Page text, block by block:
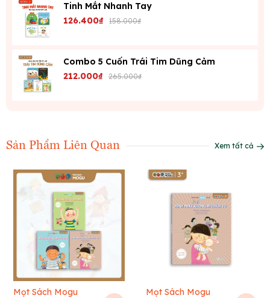
Tinh Mắt Nhanh Tay
126.400₫ 158.000₫
Combo 5 Cuốn Trái Tim Dũng Cảm
212.000₫ 265.000₫
Sản Phẩm Liên Quan Xem tất cả
Mọt Sách Mogu Mọt Sách Mogu